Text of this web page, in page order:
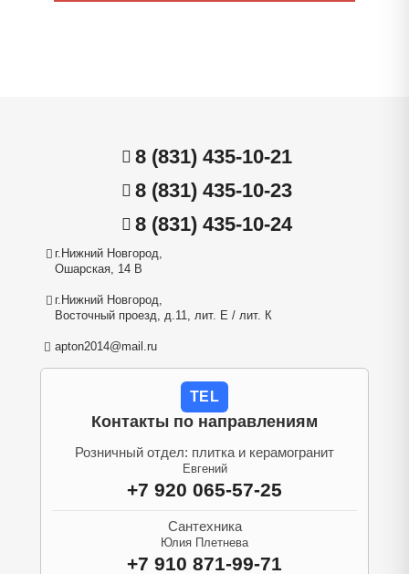
8 (831) 435-10-21
8 (831) 435-10-23
8 (831) 435-10-24
г.Нижний Новгород,
Ошарская, 14 В
г.Нижний Новгород,
Восточный проезд, д.11, лит. Е / лит. К
apton2014@mail.ru
TEL
Контакты по направлениям
Розничный отдел: плитка и керамогранит
Евгений
+7 920 065-57-25
Сантехника
Юлия Плетнева
+7 910 871-99-71